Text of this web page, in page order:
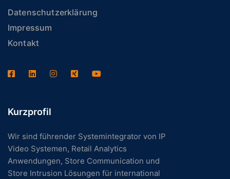
Datenschutzerklärung
Impressum
Kontakt
Kurzprofil
Wir sind führender Systemintegrator von IP
Video Systemen, Retail Analytics
Anwendungen, Store Communication und
Store Intrusion Lösungen für international